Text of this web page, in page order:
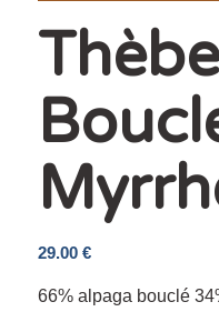
29.00 €
66% alpaga bouclé